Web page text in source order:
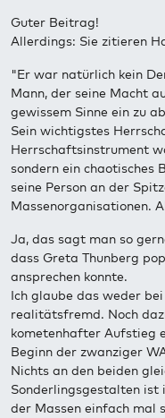
Guter Beitrag!
Allerdings: Sie zitieren
"Er war natürlich kein
Mann, der seine Macht
gewissem Sinne ein zu
Sein wichtigstes
Herrschaftsinstrument
sondern ein chaotisches
seine Person an der
Massenorganisationen.
Ja, das sagt man so
dass Greta Thunberg
ansprechen konnte.
Ich glaube das weder
realitätsfremd. Noch
kometenhafter Aufstieg
Beginn der zwanziger
Nichts an den beiden
Sonderlingsgestalten ist
der Massen einfach mal